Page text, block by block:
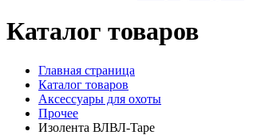
Каталог товаров
Главная страница
Каталог товаров
Аксессуары для охоты
Прочее
Изолента ВЛВЛ-Tape